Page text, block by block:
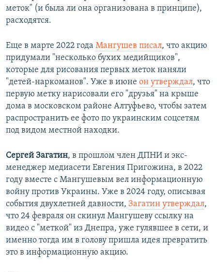
меток" (и была ли она организована в принципе),
расходятся.
Еще в марте 2022 года Мангушев писал, что акцию
придумали "несколько бухих медийщиков",
которые для рисования первых меток наняли
"детей-наркоманов". Уже в июне он утверждал, что
первую метку нарисовали его "друзья" на крыше
дома в московском районе Алтуфьево, чтобы затем
распространить ее фото по украинским соцсетям
под видом местной находки.
Сергей Загатин, в прошлом член ДПНИ и экс-
менеджер медиасети Евгения Пригожина, в 2022
году вместе с Мангушевым вел информационную
войну против Украины. Уже в 2024 году, описывая
события двухлетней давности, Загатин утверждал,
что 24 февраля он скинул Мангушеву ссылку на
видео с "меткой" из Днепра, уже гулявшее в сети, и
именно тогда им в голову пришла идея превратить
это в информационную акцию.